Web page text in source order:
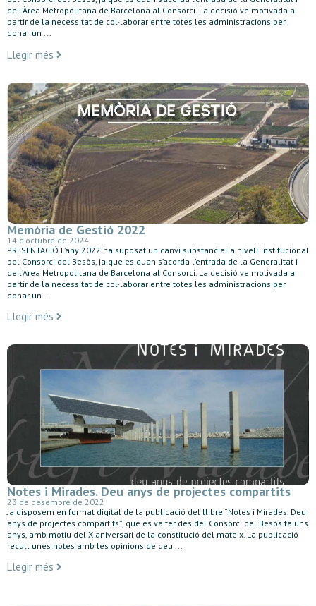
de l’Àrea Metropolitana de Barcelona al Consorci. La decisió ve motivada a
partir de la necessitat de col·laborar entre totes les administracions per
donar un ...
Llegir més
Memòria de Gestió 2022
14 d'octubre de 2024
PRESENTACIÓ L’any 2022 ha suposat un canvi substancial a nivell institucional
pel Consorci del Besòs, ja que es quan s’acorda l’entrada de la Generalitat i
de l’Àrea Metropolitana de Barcelona al Consorci. La decisió ve motivada a
partir de la necessitat de col·laborar entre totes les administracions per
donar un ...
Llegir més
Notes i Mirades. Deu anys de projectes compartits
23 de desembre de 2022
Ja disposem en format digital de la publicació del llibre “Notes i Mirades. Deu
anys de projectes compartits”, que es va fer des del Consorci del Besòs fa uns
anys, amb motiu del X aniversari de la constitució del mateix. La publicació
recull unes notes amb les opinions de deu ...
Llegir més